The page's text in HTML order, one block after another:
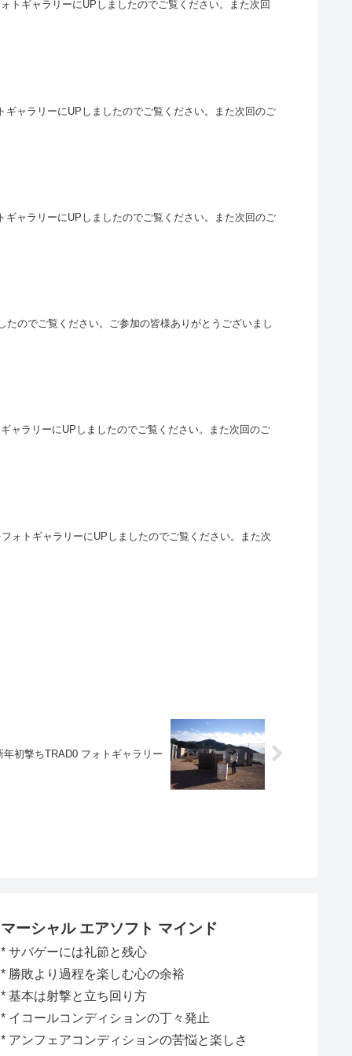
トギャラリーにUPしましたのでご覧ください。また次回
ャラリーにUPしましたのでご覧ください。また次回のご
ャラリーにUPしましたのでご覧ください。また次回のご
のでご覧ください。ご参加の皆様ありがとうございまし
ャラリーにUPしましたのでご覧ください。また次回のご
ォトギャラリーにUPしましたのでご覧ください。また次
年初撃ちTRAD0 フォトギャラリー
マーシャル エアソフト マインド
* サバゲーには礼節と残心
* 勝敗より過程を楽しむ心の余裕
* 基本は射撃と立ち回り方
* イコールコンディションの丁々発止
* アンフェアコンディションの苦悩と楽しさ